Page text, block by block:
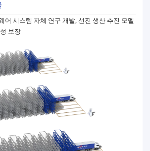
어 시스템 자체 연구 개발, 선진 생산 추진 모델
보장